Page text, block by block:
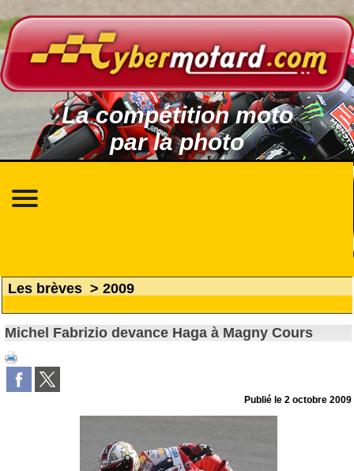
La compétition moto
par la photo
Les brèves > 2009
Michel Fabrizio devance Haga à Magny Cours
Publié le2 octobre 2009